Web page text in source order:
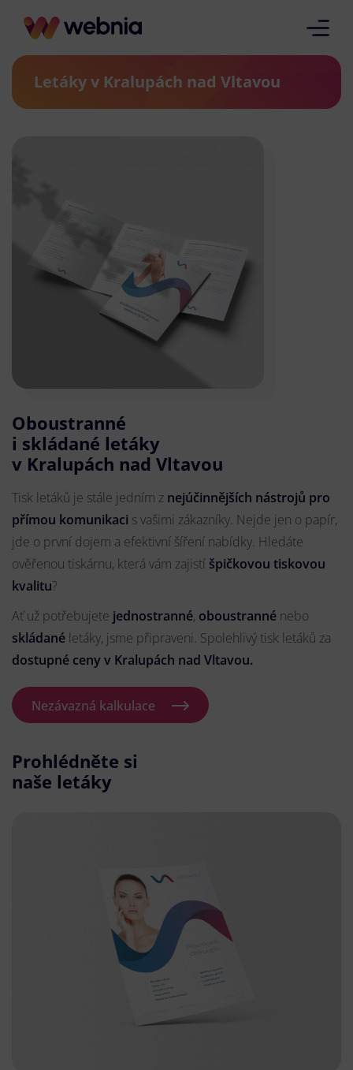
Letáky v Kralupách nad Vltavou
Oboustranné
i skládané letáky
v Kralupách nad Vltavou
Tisk letáků je stále jedním z nejúčinnějších nástrojů pro
přímou komunikaci s vašimi zákazníky. Nejde jen o papír,
jde o první dojem a efektivní šíření nabídky. Hledáte
ověřenou tiskárnu, která vám zajistí špičkovou tiskovou
kvalitu?
Ať už potřebujete jednostranné, oboustranné nebo
skládané letáky, jsme připraveni. Spolehlivý tisk letáků za
dostupné ceny v Kralupách nad Vltavou.
Nezávazná kalkulace
Prohlédněte si
naše letáky